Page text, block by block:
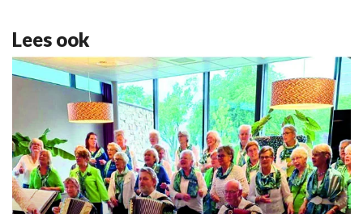
Lees ook